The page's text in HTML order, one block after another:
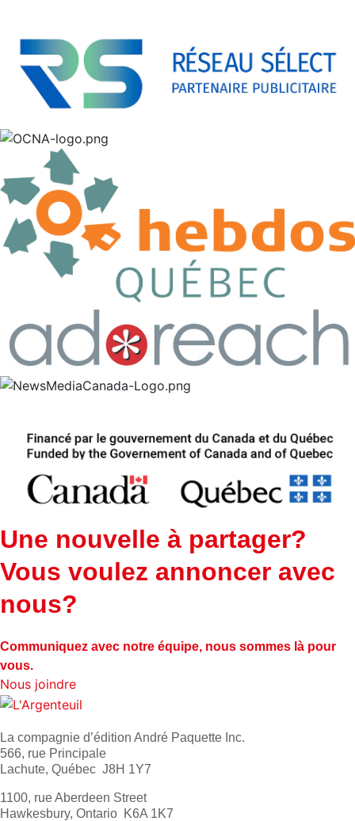
Une nouvelle à partager?
Vous voulez annoncer avec
nous?
Communiquez avec notre équipe, nous sommes là pour
vous.
Nous joindre
La compagnie d’édition André Paquette Inc.
566, rue Principale
Lachute, Québec J8H 1Y7
1100, rue Aberdeen Street
Hawkesbury, Ontario K6A 1K7